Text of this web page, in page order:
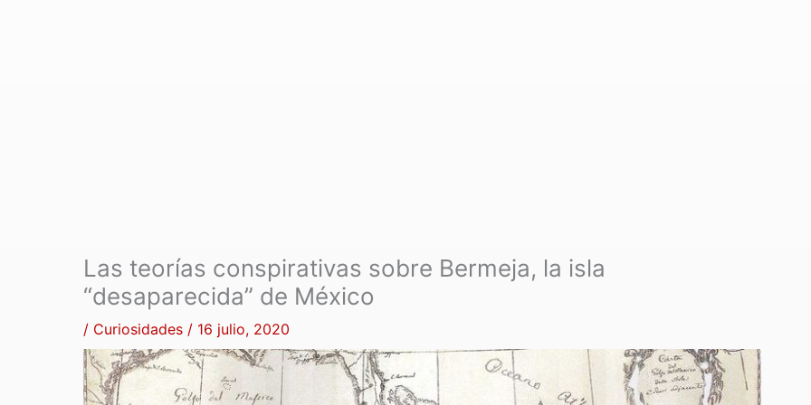
Las teorías conspirativas sobre Bermeja, la isla
“desaparecida” de México
/ Curiosidades / 16 julio, 2020